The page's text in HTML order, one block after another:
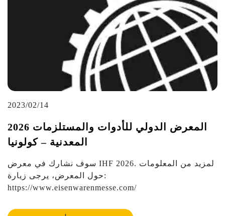
2023/02/14
2026 المعرض الدولي للأدوات والمستلزمات
المعدنية – كولونيا
سوف نشارك في معرض IHF 2026. لمزيد من المعلومات
حول المعرض، يرجى زيارة:
https://www.eisenwarenmesse.com/